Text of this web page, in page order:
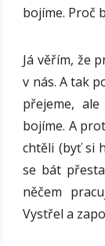
bojíme. Proč
Já věřím, že
v nás. A tak
přejeme,
bojíme. A
chtěli (byť si
se bát
něčem
Vystřel a